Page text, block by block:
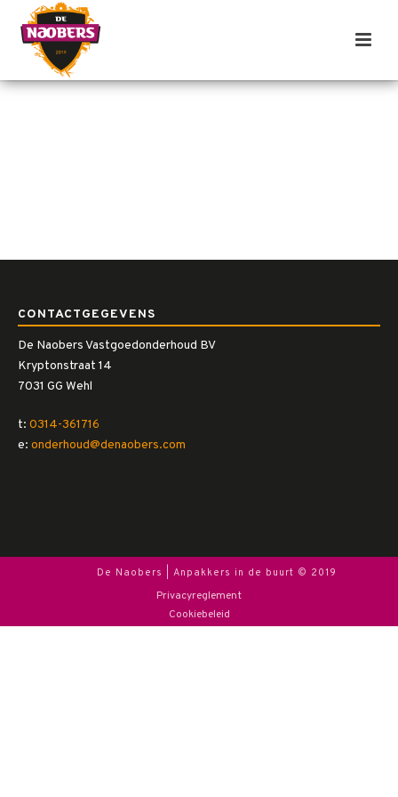
CONTACTGEGEVENS
De Naobers Vastgoedonderhoud BV
Kryptonstraat 14
7031 GG Wehl
t: 0314-361716
e: onderhoud@denaobers.com
De Naobers | Anpakkers in de buurt © 2019
Privacyreglement
Cookiebeleid